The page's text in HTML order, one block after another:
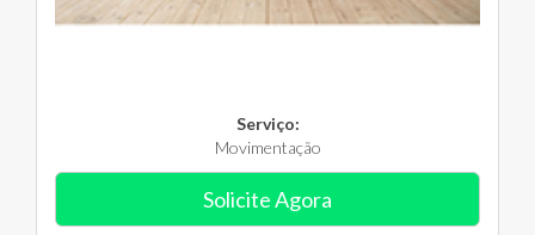
Serviço:
Movimentação
Solicite Agora